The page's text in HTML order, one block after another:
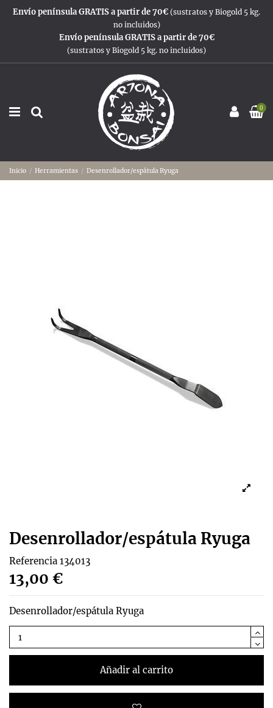
Envío península GRATIS a partir de 70€ (sustratos y Biogold 5 kg.
no incluidos)
Envío península GRATIS a partir de 70€
(sustratos y Biogold 5 kg. no incluidos)
0
Inicio Herramientas Desenrollador/espátula Ryuga
Desenrollador/espátula Ryuga
Referencia 134013
13,00 €
Desenrollador/espátula Ryuga
Añadir al carrito